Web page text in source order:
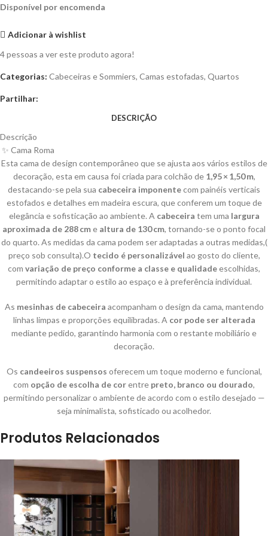
Disponível por encomenda
Adicionar à wishlist
4pessoas a ver este produto agora!
Categorias: Cabeceiras e Sommiers, Camas estofadas, Quartos
Partilhar:
DESCRIÇÃO
Descrição
✨ Cama Roma
Esta cama de design contemporâneo que se ajusta aos vários estilos de
decoração, esta em causa foi criada para colchão de 1,95 × 1,50 m,
destacando-se pela sua cabeceira imponentecom painéis verticais
estofados e detalhes em madeira escura, que conferem um toque de
elegância e sofisticação ao ambiente. A cabeceira tem uma largura
aproximada de 288 cme altura de 130 cm, tornando-se o ponto focal
do quarto. As medidas da cama podem ser adaptadas a outras medidas,(
preço sob consulta).O tecido é personalizável ao gosto do cliente,
com variação de preço conforme a classe e qualidadeescolhidas,
permitindo adaptar o estilo ao espaço e à preferência individual.
As mesinhas de cabeceira acompanham o design da cama, mantendo
linhas limpas e proporções equilibradas. A cor pode ser alterada
mediante pedido, garantindo harmonia com o restante mobiliário e
decoração.
Os candeeiros suspensos oferecem um toque moderno e funcional,
com opção de escolha de corentre preto, branco ou dourado,
permitindo personalizar o ambiente de acordo com o estilo desejado —
seja minimalista, sofisticado ou acolhedor.
Produtos Relacionados